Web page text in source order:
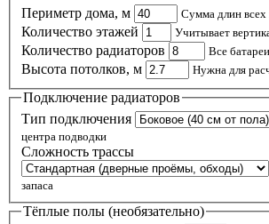
Периметр дома, м
Сумма длин
Количество этажей Учитывает
Количество радиаторов Все
Высота потолков, м Нужна для
Подключение радиаторов
Тип подключения
центра подводки
Сложность трассы
запаса
Тёплые полы (необязательно)